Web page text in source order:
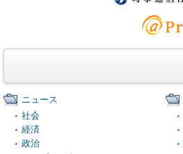
ニュース
社会
経済
政治